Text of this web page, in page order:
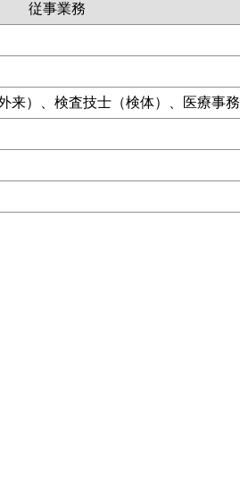
従事業務
来）、検査技士（検体）、医療事務